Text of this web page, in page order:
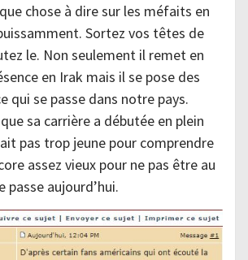
chose à dire sur les méfaits en
Sortez vos têtes de
le. Non seulement il remet en
en Irak mais il se pose des
qui se passe dans notre pays.
sa carrière a débutée en plein
pas trop jeune pour comprendre
assez vieux pour ne pas être au
passe aujourd’hui.